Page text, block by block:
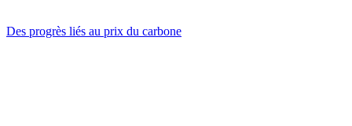
Des progrès liés au prix du carbone